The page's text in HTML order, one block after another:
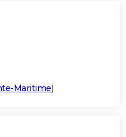
Maritime)